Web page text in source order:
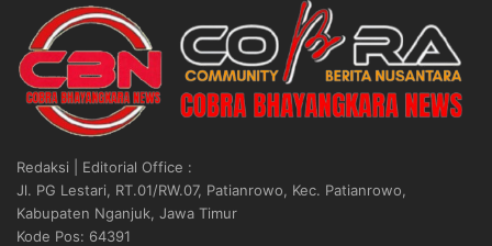
Redaksi | Editorial Office :
Jl. PG Lestari, RT.01/RW.07, Patianrowo, Kec. Patianrowo,
Kabupaten Nganjuk, Jawa Timur
Kode Pos: 64391